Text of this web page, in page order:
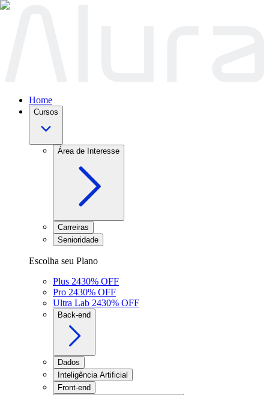
Home
Cursos
Área de Interesse
Carreiras
Senioridade
Escolha seu Plano
Plus 2430% OFF
Pro 2430% OFF
Ultra Lab 2430% OFF
Back-end
Dados
Inteligência Artificial
Front-end